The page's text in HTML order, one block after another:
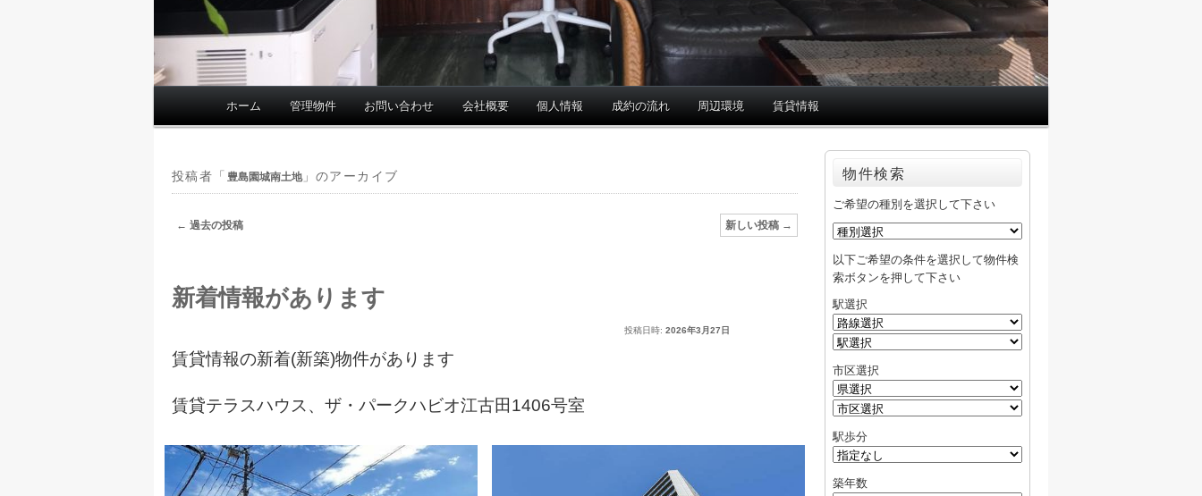
イ
ホーム 管理物件 お問い合わせ 会社概要 個人情報 成約の流れ 周辺環境 賃貸情報
投稿者「 豊島園城南土地」のアーカイブ
投
ビ
ゲ
シ
ン
← 過去の投稿 新しい投稿 →
新着情報があります
投稿日時: 2026年3月27日
賃貸情報の新着(新築)物件があります
賃貸テラスハウス 、 ザ・パークハビオ江古田1406号室
物件検索
ご希望の種別を選択して下さい
以下ご希望の条件を選択して物件検
索ボタンを押して下さい
駅選択
市区選択
駅歩分
築年数